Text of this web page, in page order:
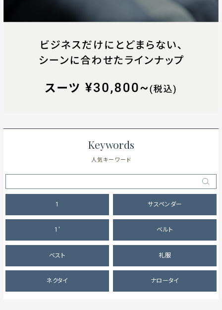
Keywords
人気キーワード
1 サスペンダー
1' ベルト
ベスト 礼服
ネクタイ ナロータイ